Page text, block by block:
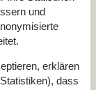
und
erklären
dass